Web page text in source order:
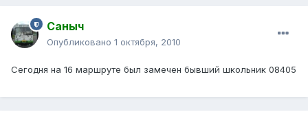
Саныч
Опубликовано 1 октября, 2010
Сегодня на 16 маршруте был замечен бывший школьник 08405